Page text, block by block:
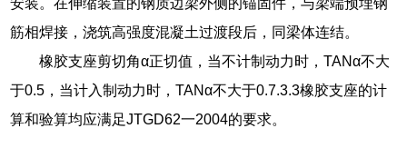
筋相焊接，浇筑高强度混凝土过渡段后，同梁体连结。
橡胶支座剪切角α正切值，当不计制动力时，TANα不大
于0.5，当计入制动力时，TANα不大于0.7.3.3橡胶支座的计
算和验算均应满足JTGD62一2004的要求。